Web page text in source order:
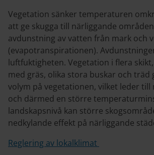
Vegetation sänker temperaturen
att ge skugga till närliggande
avdunstning av vatten från mark och
(evapotranspirationen).
luftfuktigheten. Vegetation i flera
med gräs, olika stora buskar och träd
volym på vegetationen, vilket leder
och därmed en större
landskapsnivå kan större
nedkylande effekt på närliggande
Reglering av lokalklimat